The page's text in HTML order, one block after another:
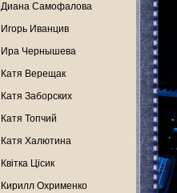
Диана Самофалова
Игорь Иванцив
Ира Чернышева
Катя Верещак
Катя Заборских
Катя Топчий
Катя Халютина
Квітка Цісик
Кирилл Охрименко